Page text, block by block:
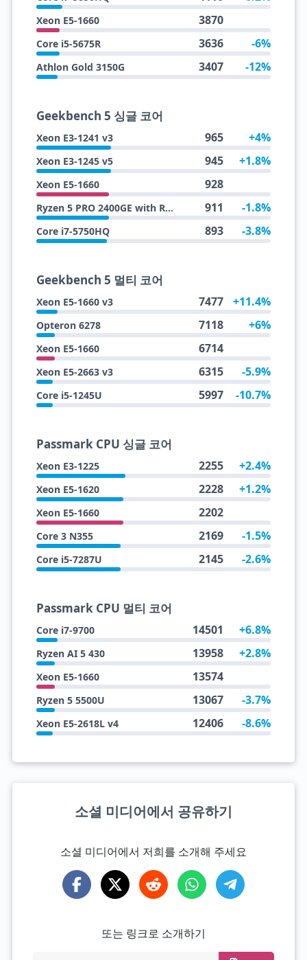
Xeon E5-1660 3870
Core i5-5675R 3636 -6%
Athlon Gold 3150G 3407 -12%
Geekbench 5 싱글 코어
Xeon E3-1241 v3 965 +4%
Xeon E3-1245 v5 945 +1.8%
Xeon E5-1660 928
Ryzen 5 PRO 2400GE with Radeon Vega 11 Graphics 911 -1.8%
Core i7-5750HQ 893 -3.8%
Geekbench 5 멀티 코어
Xeon E5-1660 v3 7477 +11.4%
Opteron 6278 7118 +6%
Xeon E5-1660 6714
Xeon E5-2663 v3 6315 -5.9%
Core i5-1245U 5997 -10.7%
Passmark CPU 싱글 코어
Xeon E3-1225 2255 +2.4%
Xeon E5-1620 2228 +1.2%
Xeon E5-1660 2202
Core 3 N355 2169 -1.5%
Core i5-7287U 2145 -2.6%
Passmark CPU 멀티 코어
Core i7-9700 14501 +6.8%
Ryzen AI 5 430 13958 +2.8%
Xeon E5-1660 13574
Ryzen 5 5500U 13067 -3.7%
Xeon E5-2618L v4 12406 -8.6%
소셜 미디어에서 공유하기
소셜 미디어에서 저희를 소개해 주세요
또는 링크로 소개하기